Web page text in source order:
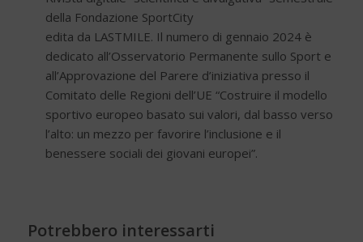
della Fondazione SportCity
edita da LASTMILE. Il numero di gennaio 2024 è
dedicato all’Osservatorio Permanente sullo Sport e
all’Approvazione del Parere d’iniziativa presso il
Comitato delle Regioni dell’UE “Costruire il modello
sportivo europeo basato sui valori, dal basso verso
l’alto: un mezzo per favorire l’inclusione e il
benessere sociali dei giovani europei”.
Potrebbero interessarti